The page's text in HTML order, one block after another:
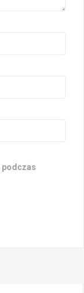
podczas